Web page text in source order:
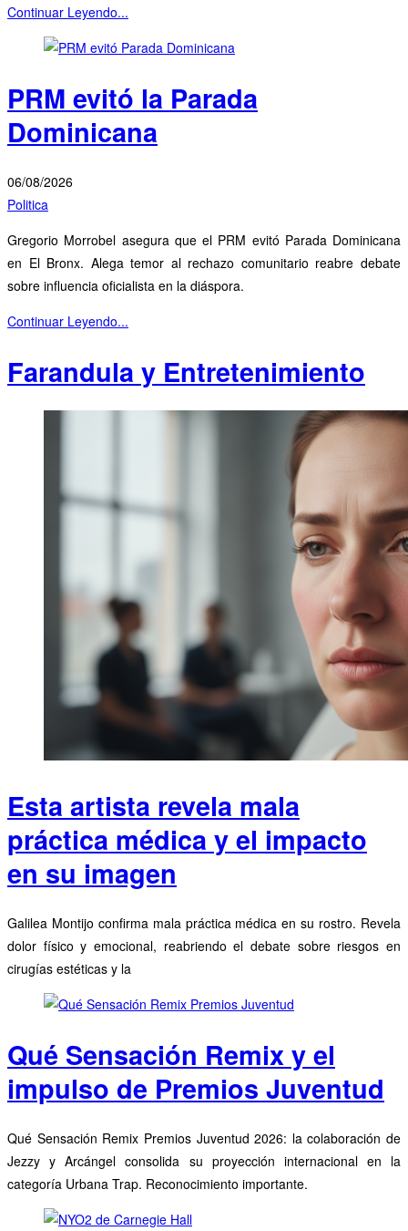
Continuar Leyendo...
PRM evitó la Parada
Dominicana
06/08/2026
Politica
Gregorio Morrobel asegura que el PRM evitó Parada Dominicana
en El Bronx. Alega temor al rechazo comunitario reabre debate
sobre influencia oficialista en la diáspora.
Continuar Leyendo...
Farandula y Entretenimiento
Esta artista revela mala
práctica médica y el impacto
en su imagen
Galilea Montijo confirma mala práctica médica en su rostro. Revela
dolor físico y emocional, reabriendo el debate sobre riesgos en
cirugías estéticas y la
Qué Sensación Remix y el
impulso de Premios Juventud
Qué Sensación Remix Premios Juventud 2026: la colaboración de
Jezzy y Arcángel consolida su proyección internacional en la
categoría Urbana Trap. Reconocimiento importante.